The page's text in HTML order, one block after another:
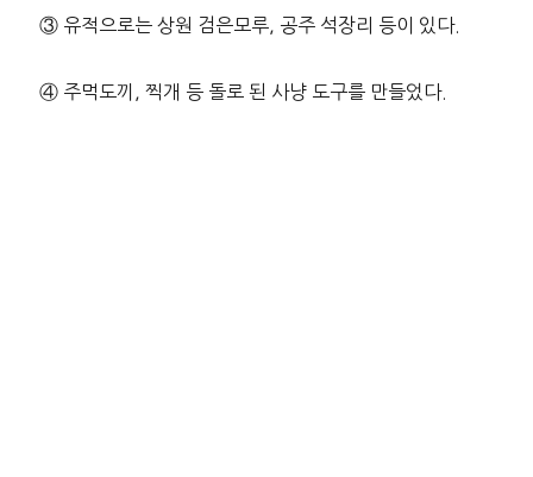
③ 유적으로는 상원 검은모루, 공주 석장리 등이 있다.
④ 주먹도끼, 찍개 등 돌로 된 사냥 도구를 만들었다.